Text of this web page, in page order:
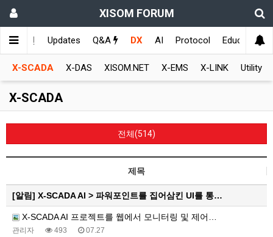
XISOM FORUM
메인 Updates Q&A DX AI Protocol Education
X-SCADA X-DAS XISOM.NET X-EMS X-LINK Utility
X-SCADA
전체(514)
제목
[알림] X-SCADA AI > 파워포인트를 집어삼킨 UI를 통…
X-SCADA AI 프로젝트를 웹에서 모니터링 및 제어…
관리자 493 07.27